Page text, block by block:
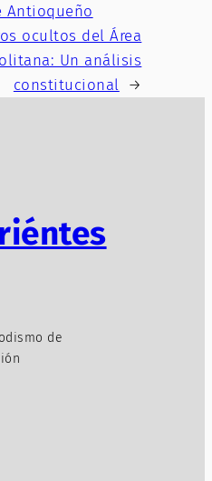
Antioqueño
ocultos del Área
Un análisis
constitucional →
de